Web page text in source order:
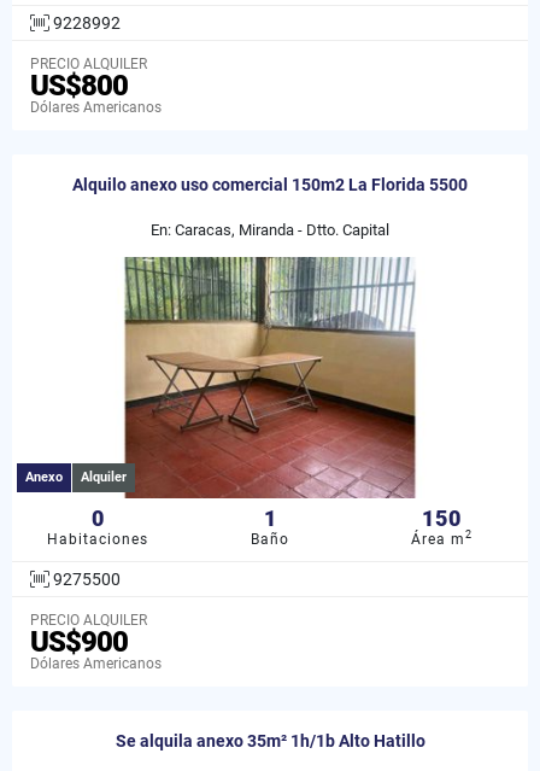
9228992
PRECIO ALQUILER
US$800
Dólares Americanos
Alquilo anexo uso comercial 150m2 La Florida 5500
En: Caracas, Miranda - Dtto. Capital
Anexo Alquiler
0
Habitaciones
1
Baño
150
Área m2
9275500
PRECIO ALQUILER
US$900
Dólares Americanos
Se alquila anexo 35m² 1h/1b Alto Hatillo